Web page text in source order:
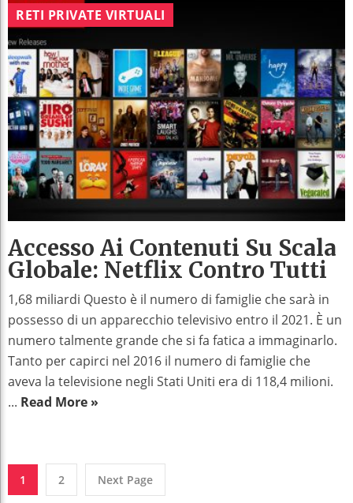
RETI PRIVATE VIRTUALI
Accesso Ai Contenuti Su Scala
Globale: Netflix Contro Tutti
1,68 miliardi Questo è il numero di famiglie che sarà in
possesso di un apparecchio televisivo entro il 2021. È un
numero talmente grande che si fa fatica a immaginarlo.
Tanto per capirci nel 2016 il numero di famiglie che
aveva la televisione negli Stati Uniti era di 118,4 milioni.
... Read More »
1 2 Next Page